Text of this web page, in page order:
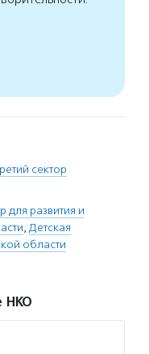
сектор
для развития и
, Детская
области
НКО